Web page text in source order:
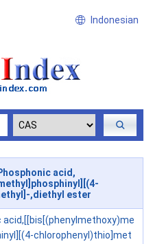
Indonesian
acid,
,diethyl ester
acid,[[bis[(phenylmethoxy)me
chlorophenyl)thio]met